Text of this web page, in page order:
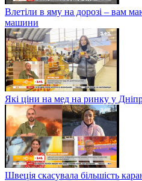
Влетіли в яму на дорозі – вам
машини
Які ціни на мед на ринку у
Швеція скасувала більшість